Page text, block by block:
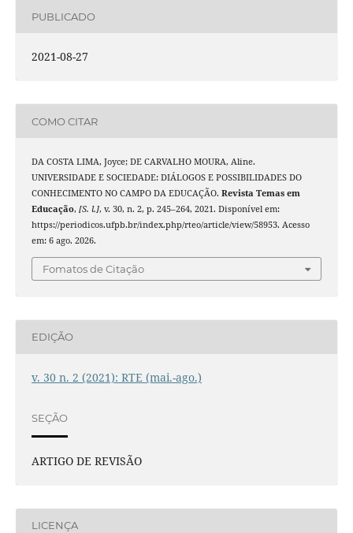
PUBLICADO
2021-08-27
COMO CITAR
DA COSTA LIMA, Joyce; DE CARVALHO MOURA, Aline.
UNIVERSIDADE E SOCIEDADE: DIÁLOGOS E POSSIBILIDADES DO
CONHECIMENTO NO CAMPO DA EDUCAÇÃO. Revista Temas em
Educação, [S. l.], v. 30, n. 2, p. 245–264, 2021. Disponível em:
https://periodicos.ufpb.br/index.php/rteo/article/view/58953. Acesso
em: 6 ago. 2026.
Fomatos de Citação
EDIÇÃO
v. 30 n. 2 (2021): RTE (mai.-ago.)
SEÇÃO
ARTIGO DE REVISÃO
LICENÇA